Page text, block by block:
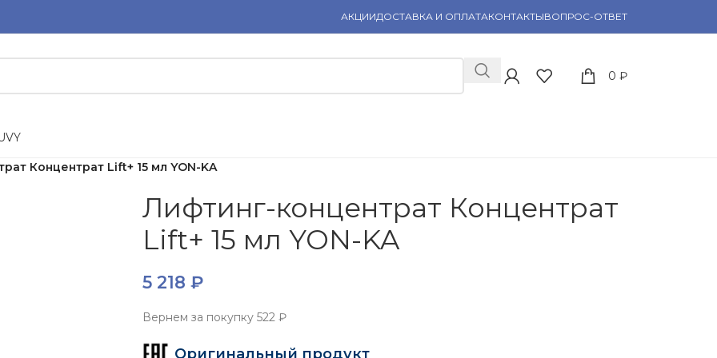
АКЦИИДОСТАВКА И ОПЛАТАКОНТАКТЫВОПРОС-ОТВЕТ
0 ₽
VY
Концентрат Lift+ 15 мл YON-KA
Лифтинг-концентрат Концентрат
Lift+ 15 мл YON-KA
5 218 ₽
Вернем за покупку522 ₽
Оригинальный продукт